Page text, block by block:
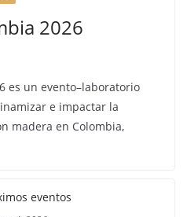
2026
es un evento–laboratorio
e impactar la
madera en Colombia,
eventos